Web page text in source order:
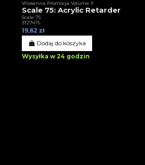
Wiosenna Promocja Volume II
Scale 75: Acrylic Retarder
Scale 75
3T27476
19,62 zł
Dodaj do koszyka
Wysyłka w 24 godzin